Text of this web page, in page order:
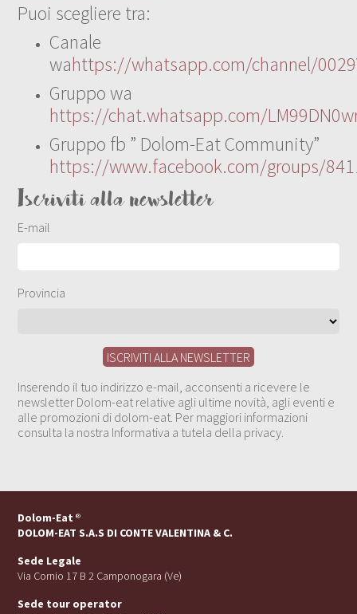
Puoi scegliere tra:
Canale
wahttps://whatsapp.com/channel/
Gruppo wa
https://chat.whatsapp.com/
Gruppo fb ” Dolom-Eat Community”
https://www.facebook.com/groups/
Iscriviti alla newsletter
E-mail
Provincia
Inserendo il tuo indirizzo e-mail, acconsenti a ricevere le
newsletter Dolom-eat relative agli ultime novità, agli eventi e
alle promozioni di dolom-eat. Per maggiori informazioni
consulta la nostra Informativa a tutela della privacy.
Dolom-Eat ®
DOLOM-EAT S.A.S DI CONTE VALENTINA & C.
Sede Legale
Via Cornio 17 B 2 Camponogara (Ve)
Sede tour operator